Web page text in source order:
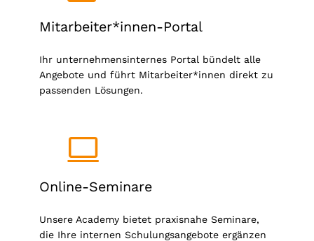
Mitarbeiter*innen-Portal
Ihr unternehmensinternes Portal bündelt alle
Angebote und führt Mitarbeiter*innen direkt zu
passenden Lösungen.
Online-Seminare
Unsere Academy bietet praxisnahe Seminare,
die Ihre internen Schulungsangebote ergänzen